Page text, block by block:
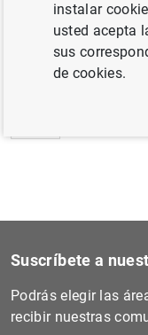
Suscríbete a
Podrás elegir las
recibir nuestras
instalar
usted acepta
sus
de cookies.